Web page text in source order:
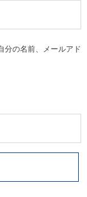
分の名前、メールアド